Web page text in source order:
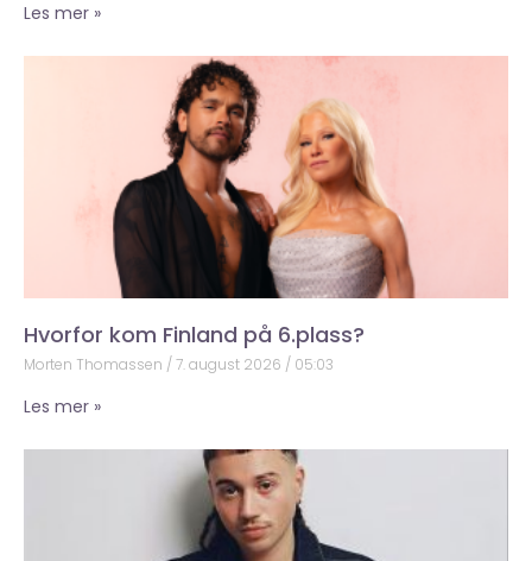
Les mer »
Hvorfor kom Finland på 6.plass?
Morten Thomassen 7. august 2026 05:03
Les mer »